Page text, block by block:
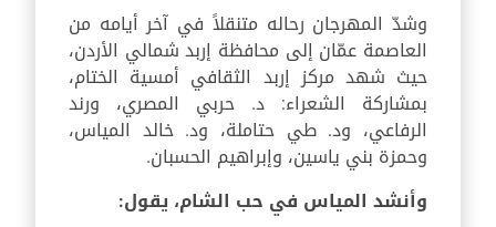
وشدّ المهرجان رحاله متنقلاً في آخر أيامه من
العاصمة عمّان إلى محافظة إربد شمالي الأردن،
حيث شهد مركز إربد الثقافي أمسية الختام،
بمشاركة الشعراء: د. حربي المصري، ورند
الرفاعي، ود. طي حتاملة، ود. خالد المياس،
وحمزة بني ياسين، وإبراهيم الحسبان.
وأنشد المياس في حب الشام، يقول: